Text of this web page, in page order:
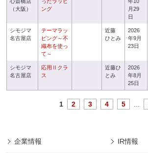
（大阪）
ング
月29
日
シモジマ
名古屋店
テーマラッ
ピング～不
織布を使っ
て～
近藤
ひとみ
2026
年9月
23日
シモジマ
名古屋店
応用Ⅱクラ
ス
近藤ひ
とみ
2026
年8月
25日
1 2 3 4 5
企業情報 IR情報